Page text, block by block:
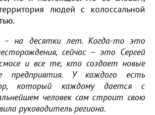
людей с колоссальной
– на десятки лет. Когда-то это
сейчас – это Сергей
и все те, кто создает новые
предприятия. У каждого есть
который каждому дается с
человек сам строит свою
руководитель региона.